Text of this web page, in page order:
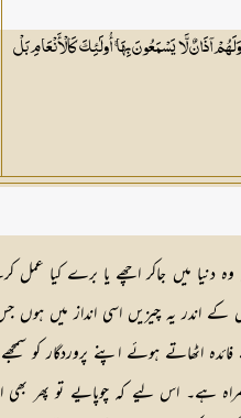
آذَانٌ لَّا يَسْمَعُونَ بِهَا ۚ أُولَٰئِكَ كَالْأَنْعَامِ بَلْ
وہ دنیا میں جاکر اچھے یا برے
یہ چیزیں اسی انداز میں ہوں جس
اٹھاتے ہوئے اپنے پروردگار کو
ہے۔ اس لیے کہ چوپایے تو پھر